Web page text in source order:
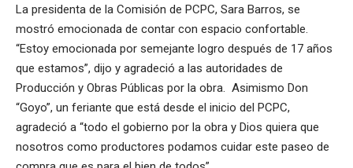
La presidenta de la Comisión de PCPC, Sara Barros, se
mostró emocionada de contar con espacio confortable.
“Estoy emocionada por semejante logro después de 17 años
que estamos”, dijo y agradeció a las autoridades de
Producción y Obras Públicas por la obra. Asimismo Don
“Goyo”, un feriante que está desde el inicio del PCPC,
agradeció a “todo el gobierno por la obra y Dios quiera que
nosotros como productores podamos cuidar este paseo de